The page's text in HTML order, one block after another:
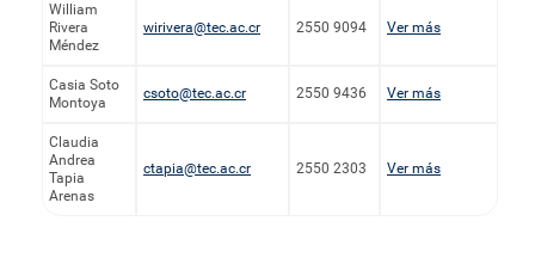
William
Rivera
Méndez
wirivera@tec.ac.cr 2550 9094 Ver más
Casia Soto
Montoya
csoto@tec.ac.cr 2550 9436 Ver más
Claudia
Andrea
Tapia
Arenas
ctapia@tec.ac.cr 2550 2303 Ver más